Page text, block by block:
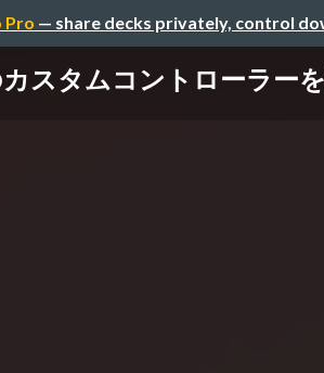
Pro — share decks privately, control
スタムコントローラー